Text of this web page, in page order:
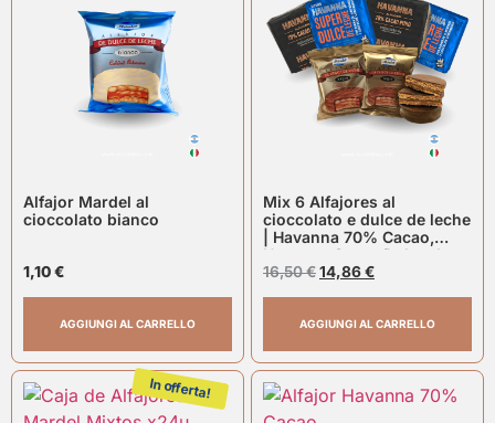
Alfajor Mardel al
cioccolato bianco
1,10€
AGGIUNGI AL CARRELLO
Mix 6 Alfajores al
cioccolato e dulce de leche
| Havanna 70% Cacao,
Havanna Super Dulce de
Leche, Mardel
16,50€14,86€
AGGIUNGI AL CARRELLO
In offerta!